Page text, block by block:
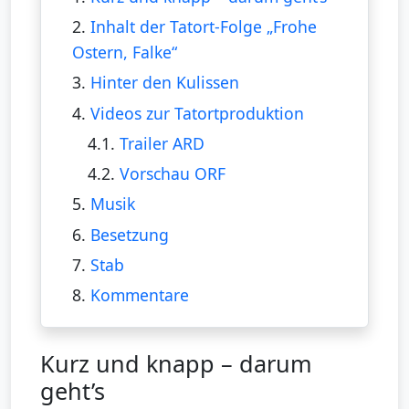
2. Inhalt der Tatort-Folge „Frohe
Ostern, Falke“
3. Hinter den Kulissen
4. Videos zur Tatortproduktion
4.1.Trailer ARD
4.2.Vorschau ORF
5. Musik
6. Besetzung
7. Stab
8. Kommentare
Kurz und knapp – darum
geht’s